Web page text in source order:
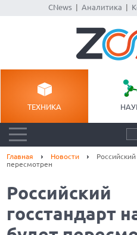
CNews| Аналитика
ТЕХНИКА
Главная Новости
пересмотрен
Российский
госстандарт